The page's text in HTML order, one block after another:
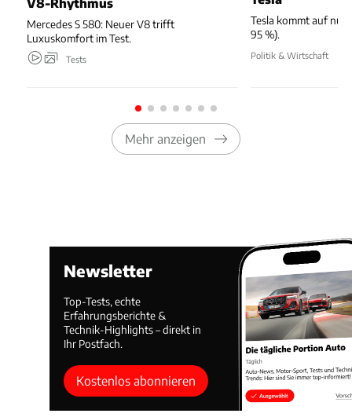
Mercedes S 580: Neuer V8 trifft
Luxuskomfort im Test.
Tests
Tesla kommt auf nur
95 %).
Politik & Wirtschaft
Mehr anzeigen
Newsletter
Top-Tests, echte
Erfahrungsberichte &
Technik-Highlights – direkt in
Ihr Postfach.
Kostenlos abonnieren